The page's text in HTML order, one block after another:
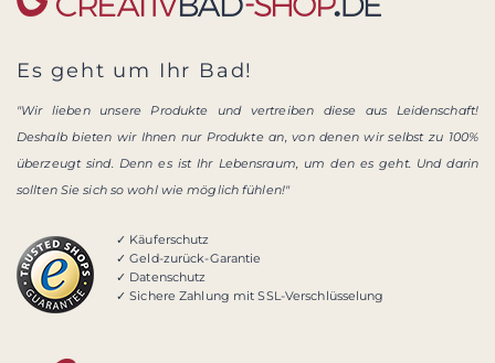
Es geht um Ihr Bad!
"Wir lieben unsere Produkte und vertreiben diese aus Leidenschaft!
Deshalb bieten wir Ihnen nur Produkte an, von denen wir selbst zu 100%
überzeugt sind. Denn es ist Ihr Lebensraum, um den es geht. Und darin
sollten Sie sich so wohl wie möglich fühlen!"
✓ Käuferschutz
✓ Geld-zurück-Garantie
✓ Datenschutz
✓ Sichere Zahlung mit SSL-Verschlüsselung